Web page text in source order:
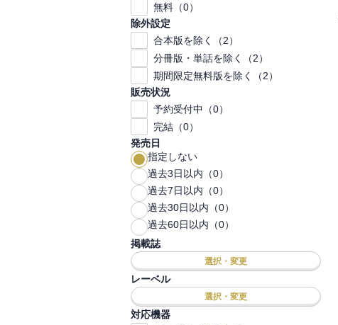
無料（0）
除外設定
合本版を除く（2）
分冊版・単話を除く（2）
期間限定無料版を除く（2）
販売状況
予約受付中（0）
完結（0）
発売日
指定しない
過去3日以内（0）
過去7日以内（0）
過去30日以内（0）
過去60日以内（0）
掲載誌
選択・変更
レーベル
選択・変更
対応機器